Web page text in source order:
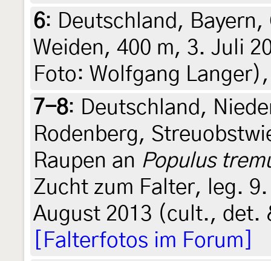
6: Deutschland,
Weiden, 400 m, 3. Juli
Foto: Wolfgang
7-8: Deutschland,
Rodenberg,
Raupen an Populus
Zucht zum Falter, leg.
August 2013 (cult., det.
[Falterfotos im Forum]